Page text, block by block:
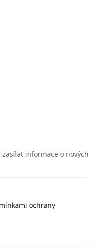
informace o nových
ochrany